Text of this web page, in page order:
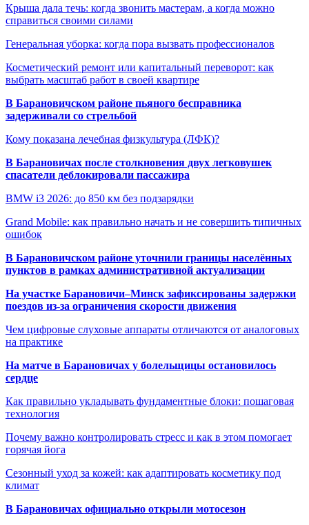
Крыша дала течь: когда звонить мастерам, а когда можно
справиться своими силами
Генеральная уборка: когда пора вызвать профессионалов
Косметический ремонт или капитальный переворот: как
выбрать масштаб работ в своей квартире
В Барановичском районе пьяного бесправника
задерживали со стрельбой
Кому показана лечебная физкультура (ЛФК)?
В Барановичах после столкновения двух легковушек
спасатели деблокировали пассажира
BMW i3 2026: до 850 км без подзарядки
Grand Mobile: как правильно начать и не совершить типичных
ошибок
В Барановичском районе уточнили границы населённых
пунктов в рамках административной актуализации
На участке Барановичи–Минск зафиксированы задержки
поездов из-за ограничения скорости движения
Чем цифровые слуховые аппараты отличаются от аналоговых
на практике
На матче в Барановичах у болельщицы остановилось
сердце
Как правильно укладывать фундаментные блоки: пошаговая
технология
Почему важно контролировать стресс и как в этом помогает
горячая йога
Сезонный уход за кожей: как адаптировать косметику под
климат
В Барановичах официально открыли мотосезон